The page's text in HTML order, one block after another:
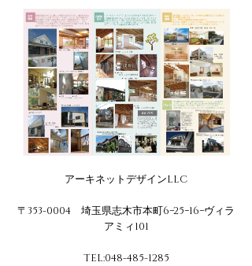
アーキネットデザインLLC
〒353-0004 埼玉県志木市本町6−25−16−ヴィラ
アミィ101
TEL:048-485-1285